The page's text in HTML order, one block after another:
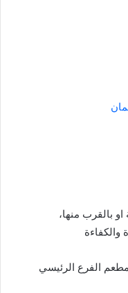
بالقرب منها،
الفرع الرئيسي